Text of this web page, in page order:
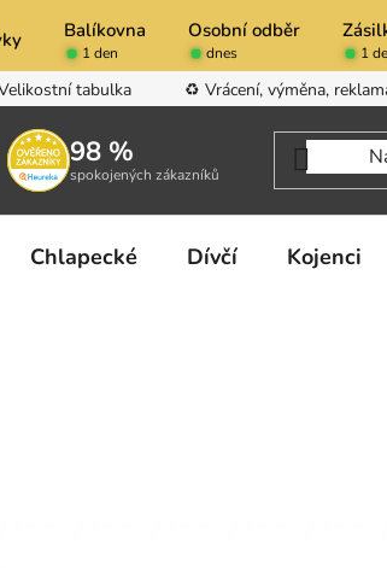
Balíkovna Osobní odběr
1 den dnes 1
tabulka ♻️ Vrácení, výměna,
98 %
spokojených zákazníků
Chlapecké Dívčí Kojenci